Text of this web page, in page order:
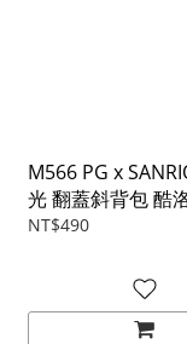
M566 PG x
光 翻蓋斜背包 酷
NT$490